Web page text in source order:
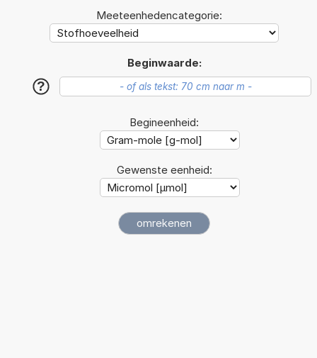
Meeteenhedencategorie:
Beginwaarde:
?
Begineenheid:
Gewenste eenheid: